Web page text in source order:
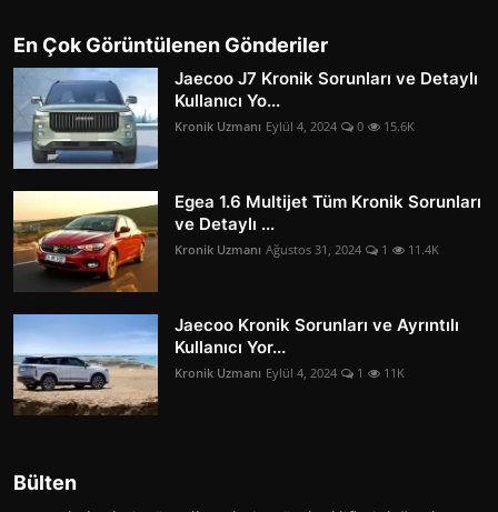
En Çok Görüntülenen Gönderiler
Jaecoo J7 Kronik Sorunları ve Detaylı
Kullanıcı Yo...
Kronik Uzmanı Eylül 4, 2024 0 15.6K
Egea 1.6 Multijet Tüm Kronik Sorunları
ve Detaylı ...
Kronik Uzmanı Ağustos 31, 2024 1 11.4K
Jaecoo Kronik Sorunları ve Ayrıntılı
Kullanıcı Yor...
Kronik Uzmanı Eylül 4, 2024 1 11K
Bülten